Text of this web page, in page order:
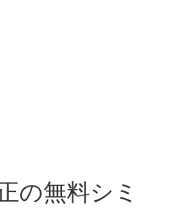
の無料シミ